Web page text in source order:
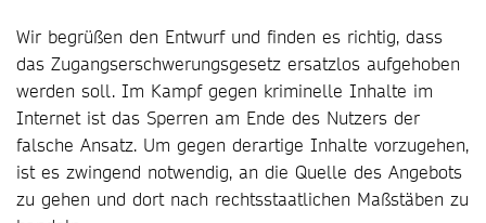
Wir begrüßen den Entwurf und finden es richtig, dass
das Zugangserschwerungsgesetz ersatzlos aufgehoben
werden soll. Im Kampf gegen kriminelle Inhalte im
Internet ist das Sperren am Ende des Nutzers der
falsche Ansatz. Um gegen derartige Inhalte vorzugehen,
ist es zwingend notwendig, an die Quelle des Angebots
zu gehen und dort nach rechtsstaatlichen Maßstäben zu